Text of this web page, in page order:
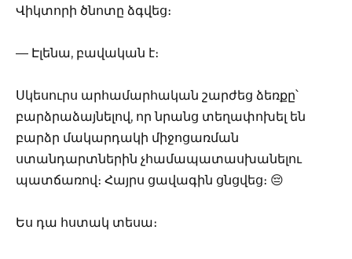
Վիկտորի ծնոտը ձգվեց։
— Էլենա, բավական է։
Սկեսուրս արհամարհական շարժեց ձեռքը՝
բարձրաձայնելով, որ նրանց տեղափոխել են
բարձր մակարդակի միջոցառման
ստանդարտներին չհամապատասխանելու
պատճառով։ Հայրս ցավագին ցնցվեց։ 😔
Ես դա հստակ տեսա։